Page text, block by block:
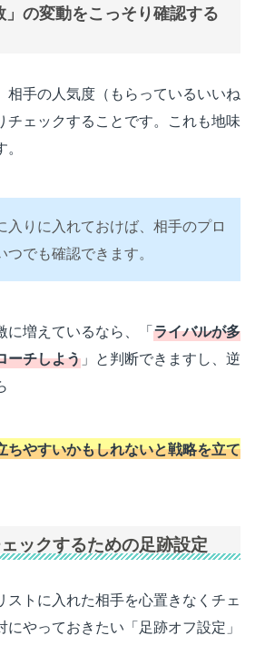
の変動をこっそり確認する
相手の人気度（もらっているいいね
チェックすることです。これも地味
入りに入れておけば、相手のプロ
でも確認できます。
に増えているなら、「ライバルが多
ーチしよう 」と判断できますし、逆
ちやすいかもしれないと戦略を立て
ックするための足跡設定
ストに入れた相手を心置きなくチェ
やっておきたい「足跡オフ設定」